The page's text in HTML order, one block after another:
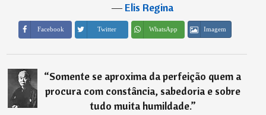
―Elis Regina
Facebook Twitter WhatsApp Imagem
“Somente se aproxima da perfeição quem a
procura com constância, sabedoria e sobre
tudo muita humildade.”